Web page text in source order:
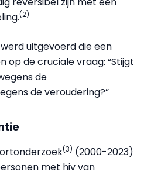
(2)
uitgevoerd die een
op de cruciale vraag: “Stijgt
de
de veroudering?”
(3) (2000-2023)
met hiv van